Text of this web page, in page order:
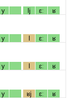
y lj ɛː ʁ
y l ɛː ʁ
y l ɛː ʁ
y ʁj ɛː ʁ